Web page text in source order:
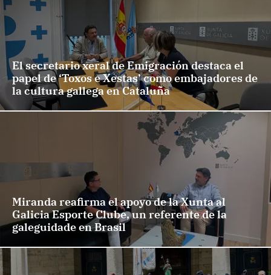
El secretario xeral de Emigración destaca el
papel de ‘Toxos e Xestas’ como embajadores de
la cultura gallega en Cataluña
Miranda reafirma el apoyo de la Xunta al
Galicia Esporte Clube, un referente de la
galeguidade en Brasil